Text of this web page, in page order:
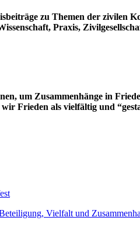
zu Themen der
Praxis,
um Zusammenhänge in
Frieden als vielfältig und
Vielfalt und